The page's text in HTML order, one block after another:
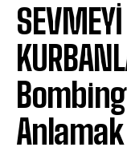
Anlamak